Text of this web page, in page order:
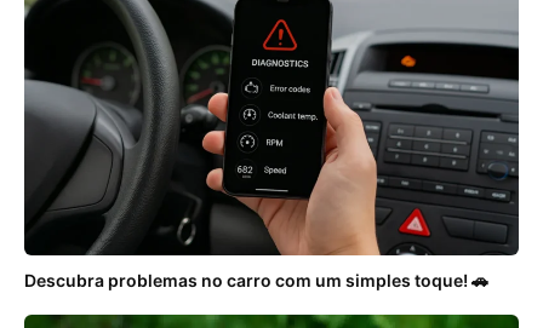
Descubra problemas no carro com um simples toque! 🚗